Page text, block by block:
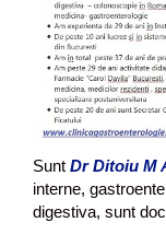
Sunt Dr Ditoiu M
interne,
digestiva, sunt